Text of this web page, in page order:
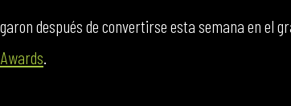
después de convertirse esta semana en el
.